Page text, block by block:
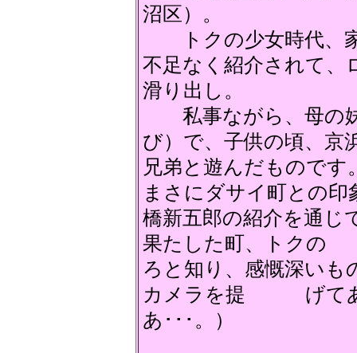
沼区）。
トクの少女時代、家
不足なく紹介されて
滑り出し。
私事ながら、母の妹
び）で、子供の頃、
兄弟と遊んだものです
まさにダサイ町と
橋新五郎の紹介を通じ
果たした町、トクの
ろと知り、感慨深いも
カメラを提 げてあ
あ･･･。）